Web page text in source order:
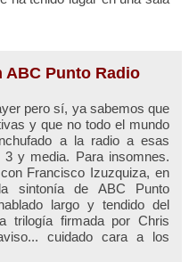
ABC Punto Radio
pero sí, ya sabemos que
y que no todo el mundo
a la radio a esas
y media. Para insomnes.
Francisco Izuzquiza, en
sintonía de ABC Punto
largo y tendido del
trilogía firmada por Chris
cuidado cara a los